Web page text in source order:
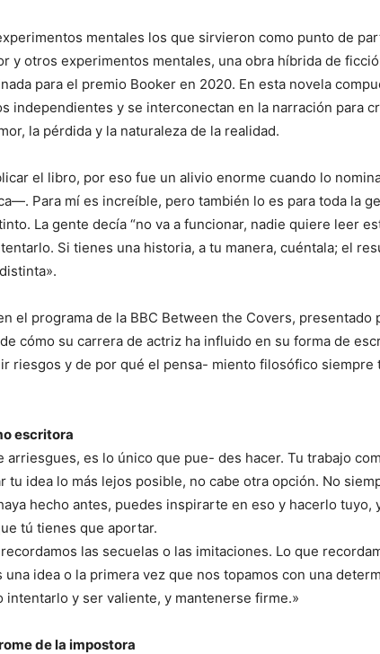
mentales los que sirvieron como punto de
y otros experimentos mentales, una obra híbrida de
para el premio Booker en 2020. En esta novela
independientes y se interconectan en la narración para
la pérdida y la naturaleza de la realidad.
el libro, por eso fue un alivio enorme cuando lo
Para mí es increíble, pero también lo es para toda la
La gente decía “no va a funcionar, nadie quiere leer
Si tienes una historia, a tu manera, cuéntala; el
el programa de la BBC Between the Covers, presentado
cómo su carrera de actriz ha influido en su forma de
riesgos y de por qué el pensa- miento filosófico siempre
escritora
arriesgues, es lo único que pue- des hacer. Tu trabajo
tu idea lo más lejos posible, no cabe otra opción. No
hecho antes, puedes inspirarte en eso y hacerlo tuyo,
tú tienes que aportar.
las secuelas o las imitaciones. Lo que
idea o la primera vez que nos topamos con una
intentarlo y ser valiente, y mantenerse firme.»
de la impostora